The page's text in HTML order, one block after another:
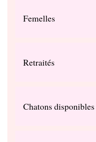
Femelles
Retraités
Chatons disponibles